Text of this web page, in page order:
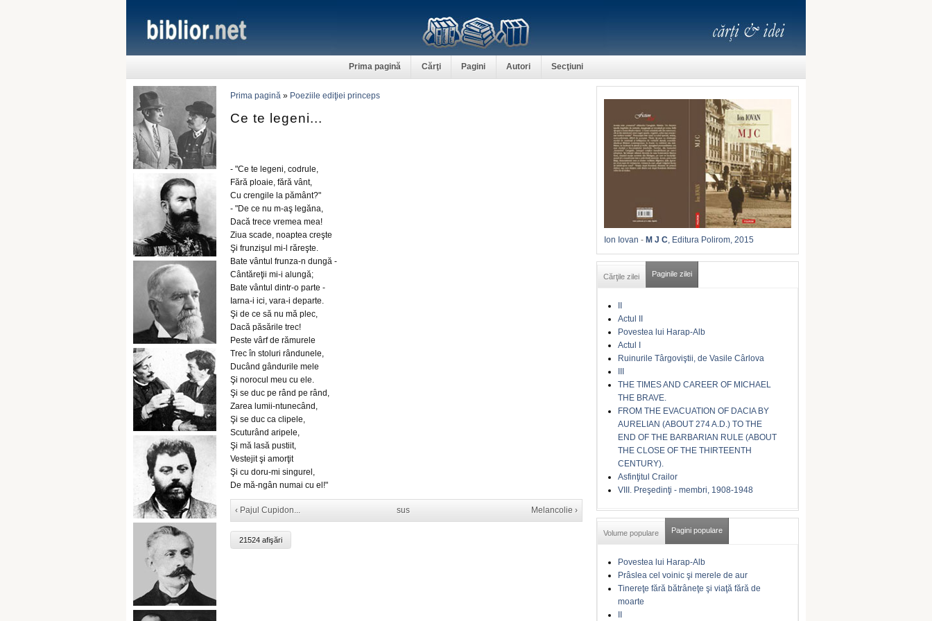
Prima pagină Cărţi Pagini Autori Secţiuni
Prima pagină » Poeziile ediţiei princeps
Ce te legeni...
- "Ce te legeni, codrule,
Fără ploaie, fără vânt,
Cu crengile la pământ?"
- "De ce nu m-aş legăna,
Dacă trece vremea mea!
Ziua scade, noaptea creşte
Şi frunzişul mi-l răreşte.
Bate vântul frunza-n dungă -
Cântăreţii mi-i alungă;
Bate vântul dintr-o parte -
Iarna-i ici, vara-i departe.
Şi de ce să nu mă plec,
Dacă păsările trec!
Peste vârf de rămurele
Trec în stoluri rândunele,
Ducând gândurile mele
Şi norocul meu cu ele.
Şi se duc pe rând pe rând,
Zarea lumii-ntunecând,
Şi se duc ca clipele,
Scuturând aripele,
Şi mă lasă pustiit,
Vestejit şi amorţit
Şi cu doru-mi singurel,
De mă-ngân numai cu el!"
‹ Pajul Cupidon... sus Melancolie ›
21524 afişări
Ion Iovan - M J C, Editura Polirom, 2015
Cărţile zilei Paginile zilei
II
Actul II
Povestea lui Harap-Alb
Actul I
Ruinurile Târgoviştii, de Vasile Cârlova
III
THE TIMES AND CAREER OF MICHAEL
THE BRAVE.
FROM THE EVACUATION OF DACIA BY
AURELIAN (ABOUT 274 A.D.) TO THE
END OF THE BARBARIAN RULE (ABOUT
THE CLOSE OF THE THIRTEENTH
CENTURY).
Asfinţitul Crailor
VIII. Preşedinţi - membri, 1908-1948
Volume populare Pagini populare
Povestea lui Harap-Alb
Prâslea cel voinic şi merele de aur
Tinereţe fără bătrâneţe şi viaţă fără de
moarte
II